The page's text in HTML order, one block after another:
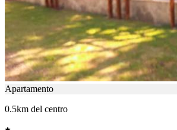
Apartamento
0.5km del centro